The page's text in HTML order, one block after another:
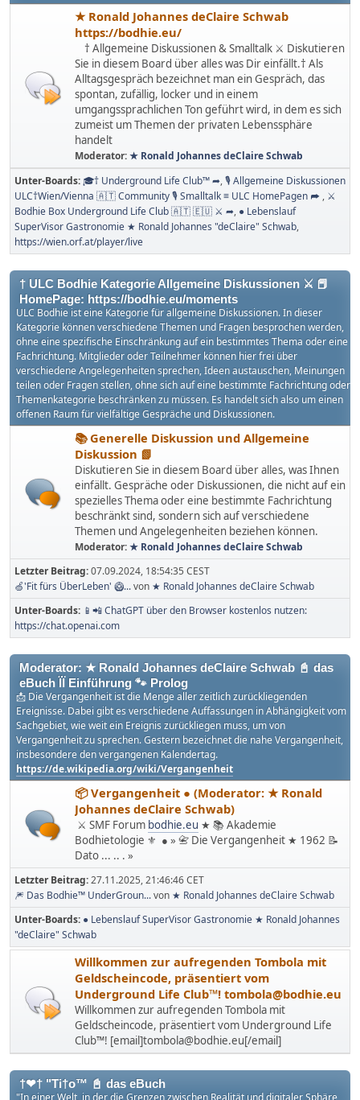
★ Ronald Johannes deClaire Schwab
https://bodhie.eu/
† Allgemeine Diskussionen & Smalltalk ⚔ Diskutieren
Sie in diesem Board über alles was Dir einfällt.† Als
Alltagsgespräch bezeichnet man ein Gespräch, das
spontan, zufällig, locker und in einem
umgangssprachlichen Ton geführt wird, in dem es sich
zumeist um Themen der privaten Lebenssphäre
handelt
Moderator:★ Ronald Johannes deClaire Schwab
Unter-Boards 🎓† Underground Life Club™ ➦ 🎙 Allgemeine Diskussionen
ULC†Wien/Vienna 🇦🇹 Community 🎙 Smalltalk ≡ ULC HomePagen ➦ ⚔
Bodhie Box Underground Life Club 🇦🇹 🇪🇺 ⚔ ➦ ● Lebenslauf
SuperVisor Gastronomie ★ Ronald Johannes "deClaire" Schwab
https://wien.orf.at/player/live
† ULC Bodhie Kategorie Allgemeine Diskussionen ⚔ 📕
HomePage: https://bodhie.eu/moments
ULC Bodhie ist eine Kategorie für allgemeine Diskussionen. In dieser
Kategorie können verschiedene Themen und Fragen besprochen werden,
ohne eine spezifische Einschränkung auf ein bestimmtes Thema oder eine
Fachrichtung. Mitglieder oder Teilnehmer können hier frei über
verschiedene Angelegenheiten sprechen, Ideen austauschen, Meinungen
teilen oder Fragen stellen, ohne sich auf eine bestimmte Fachrichtung oder
Themenkategorie beschränken zu müssen. Es handelt sich also um einen
offenen Raum für vielfältige Gespräche und Diskussionen.
📚 Generelle Diskussion und Allgemeine
Diskussion 📗
Diskutieren Sie in diesem Board über alles, was Ihnen
einfällt. Gespräche oder Diskussionen, die nicht auf ein
spezielles Thema oder eine bestimmte Fachrichtung
beschränkt sind, sondern sich auf verschiedene
Themen und Angelegenheiten beziehen können.
Moderator:★ Ronald Johannes deClaire Schwab
Letzter Beitrag:07.09.2024, 18:54:35 CEST
🍏'Fit fürs ÜberLeben' 🥝...von ★ Ronald Johannes deClaire Schwab
Unter-Boards 📱📲 ChatGPT über den Browser kostenlos nutzen:
https://chat.openai.com
Moderator: ★ Ronald Johannes deClaire Schwab 📓 das
eBuch ÏÏ Einführung 🐾 Prolog
📩 Die Vergangenheit ist die Menge aller zeitlich zurückliegenden
Ereignisse. Dabei gibt es verschiedene Auffassungen in Abhängigkeit vom
Sachgebiet, wie weit ein Ereignis zurückliegen muss, um von
Vergangenheit zu sprechen. Gestern bezeichnet die nahe Vergangenheit,
insbesondere den vergangenen Kalendertag.
https://de.wikipedia.org/wiki/Vergangenheit
📦 Vergangenheit ● (Moderator: ★ Ronald
Johannes deClaire Schwab)
⚔ SMF Forum bodhie.eu ★ 📚 Akademie
Bodhietologie ⚜ ● » 📇 Die Vergangenheit ★ 1962 📝
Dato ... .. . »
Letzter Beitrag:27.11.2025, 21:46:46 CET
🎆 Das Bodhie™ UnderGroun...von ★ Ronald Johannes deClaire Schwab
Unter-Boards ● Lebenslauf SuperVisor Gastronomie ★ Ronald Johannes
"deClaire" Schwab
Willkommen zur aufregenden Tombola mit
Geldscheincode, präsentiert vom
Underground Life Club™! tombola@bodhie.eu
Willkommen zur aufregenden Tombola mit
Geldscheincode, präsentiert vom Underground Life
Club™! [email]tombola@bodhie.eu[/email]
†❤† "Ti†o™ 📓 das eBuch
"In einer Welt, in der die Grenzen zwischen Realität und digitaler Sphäre